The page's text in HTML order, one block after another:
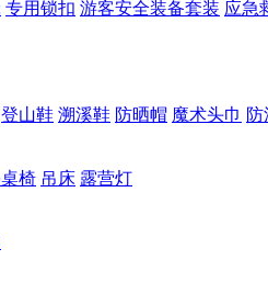
专用锁扣 游客安全装备套装 应急
登山鞋 溯溪鞋 防晒帽 魔术头巾
椅 吊床 露营灯